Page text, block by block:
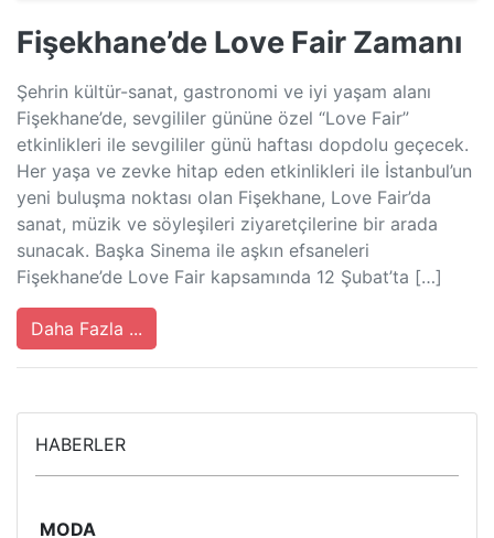
Fişekhane’de Love Fair Zamanı
Şehrin kültür-sanat, gastronomi ve iyi yaşam alanı
Fişekhane’de, sevgililer gününe özel “Love Fair”
etkinlikleri ile sevgililer günü haftası dopdolu geçecek.
Her yaşa ve zevke hitap eden etkinlikleri ile İstanbul’un
yeni buluşma noktası olan Fişekhane, Love Fair’da
sanat, müzik ve söyleşileri ziyaretçilerine bir arada
sunacak. Başka Sinema ile aşkın efsaneleri
Fişekhane’de Love Fair kapsamında 12 Şubat’ta […]
Daha Fazla ...
HABERLER
MODA